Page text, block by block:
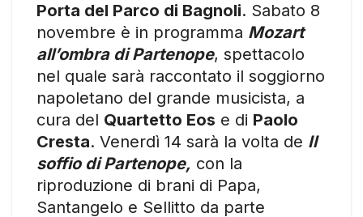
Porta del Parco di Bagnoli. Sabato 8
novembre è in programma Mozart
all’ombra di Partenope, spettacolo
nel quale sarà raccontato il soggiorno
napoletano del grande musicista, a
cura del Quartetto Eos e di Paolo
Cresta. Venerdì 14 sarà la volta de Il
soffio di Partenope, con la
riproduzione di brani di Papa,
Santangelo e Sellitto da parte